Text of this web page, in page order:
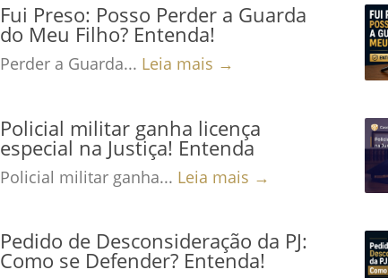
Fui Preso: Posso Perder a Guarda
do Meu Filho? Entenda!
Perder a Guarda... Leia mais →
Policial militar ganha licença
especial na Justiça! Entenda
Policial militar ganha... Leia mais →
Pedido de Desconsideração da PJ:
Como se Defender? Entenda!